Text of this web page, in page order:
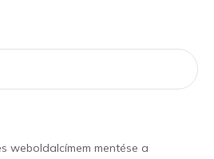
weboldalcímem mentése a